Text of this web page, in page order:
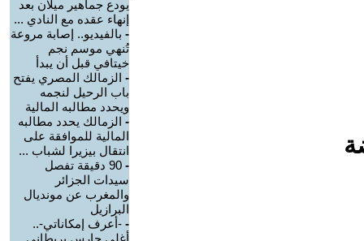
يودع جماهير ميلان بعد
إنهاء عقده مع النادي ...
- بالفيديو.. إصابة مروعة
تُنهي موسم نجم
خيتافي قبل أن يبدأ
- الزمالك المصري يفتح
باب الرحيل لنجمه
ويحدد مطالبه المالية
- الزمالك يحدد مطالبه
المالية للموافقة على
انتقال بيزيرا لشباب ...
-
90 دقيقة تفصل
سيدات الجزائر
والمغرب عن مونديال
البرازيل
- -أعرف إمكاناتي-..
أغلى حارس بريطاني